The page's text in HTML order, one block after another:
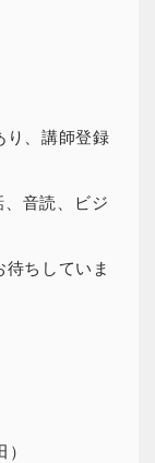
、講師登録
音読、ビジ
ちしていま